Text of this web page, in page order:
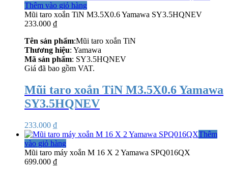
Thêm vào giỏ hàng
Mũi taro xoắn TiN M3.5X0.6 Yamawa SY3.5HQNEV
233.000 ₫
Tên sản phẩm:Mũi taro xoắn TiN
Thương hiệu: Yamawa
Mã sản phẩm: SY3.5HQNEV
Giá đã bao gồm VAT.
Mũi taro xoắn TiN M3.5X0.6 Yamawa
SY3.5HQNEV
233.000 ₫
Thêm
vào giỏ hàng
Mũi taro máy xoắn M 16 X 2 Yamawa SPQ016QX
699.000 ₫